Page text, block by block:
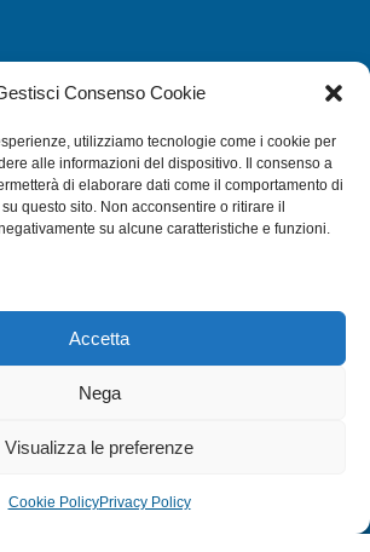
Consenso Cookie
utilizziamo tecnologie come i cookie per
alle informazioni del dispositivo. Il consenso a
di elaborare dati come il comportamento di
questo sito. Non acconsentire o ritirare il
su alcune caratteristiche e funzioni.
Accetta
Nega
Visualizza le preferenze
Cookie PolicyPrivacy Policy